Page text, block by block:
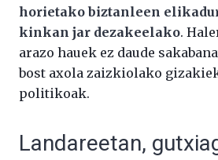
horietako biztanleen
kinkan jar dezakeelako.
arazo hauek ez daude
bost axola zaizkiolako
politikoak.
Landareetan,